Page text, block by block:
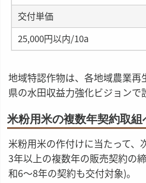
交付単価
25,000円以内/10a
地域特認作物は、各地域農業再
県の水田収益力強化ビジョンで
米粉用米の複数年契約取組
米粉用米の作付けに当たって、
3年以上の複数年の販売契約の
和6～8年の契約も交付対象)。